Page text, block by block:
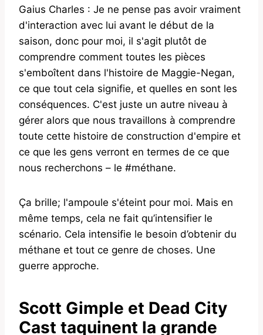
Gaius Charles : Je ne pense pas avoir vraiment
d'interaction avec lui avant le début de la
saison, donc pour moi, il s'agit plutôt de
comprendre comment toutes les pièces
s'emboîtent dans l'histoire de Maggie-Negan,
ce que tout cela signifie, et quelles en sont les
conséquences. C'est juste un autre niveau à
gérer alors que nous travaillons à comprendre
toute cette histoire de construction d'empire et
ce que les gens verront en termes de ce que
nous recherchons – le #méthane.
Ça brille; l'ampoule s'éteint pour moi. Mais en
même temps, cela ne fait qu’intensifier le
scénario. Cela intensifie le besoin d’obtenir du
méthane et tout ce genre de choses. Une
guerre approche.
Scott Gimple et Dead City
Cast taquinent la grande